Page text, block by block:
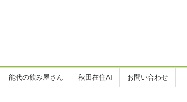
能代の飲み屋さん 秋田在住AI お問い合わせ